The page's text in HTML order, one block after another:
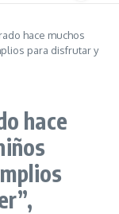
hace muchos
para disfrutar y
hace